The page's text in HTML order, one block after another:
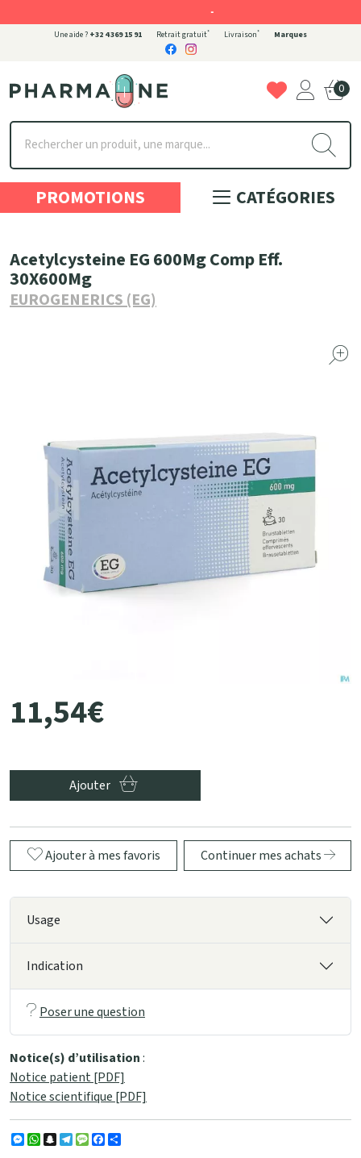
Une aide ? +32 4 369 15 91 Retrait gratuit* Livraison* Marques
Pharmaone Votre pharmacie en ligne à votre service
0
PROMOTIONS CATÉGORIES
Acetylcysteine EG 600Mg Comp Eff.
30X600Mg
EUROGENERICS (EG)
11,54€
Ajouter
Ajouter à mes favoris Continuer mes achats
Usage
Indication
Poser une question
Notice(s) d’utilisation:
Notice patient [PDF]
Notice scientifique [PDF]
Messenger
WhatsApp
Snapchat
Telegram
MessageFacebook